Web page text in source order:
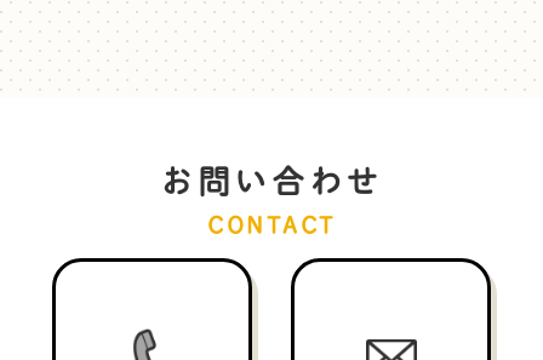
お問い合わせ
CONTACT